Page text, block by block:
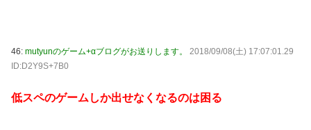
46: mutyunのゲーム+αブログがお送りします。
2018/09/08(土) 17:07:01.29
ID:D2Y9S+7B0
低スペのゲームしか出せなくなるのは困る